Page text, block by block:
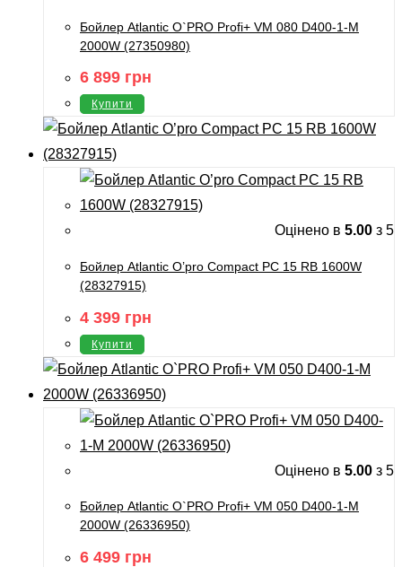
Бойлер Atlantic O`PRO Profi+ VM 080 D400-1-М
2000W (27350980)
6 899 грн
Купити
Оцінено в 5.00 з 5
Бойлер Atlantic O’pro Compact PC 15 RB 1600W
(28327915)
4 399 грн
Купити
Оцінено в 5.00 з 5
Бойлер Atlantic O`PRO Profi+ VM 050 D400-1-M
2000W (26336950)
6 499 грн